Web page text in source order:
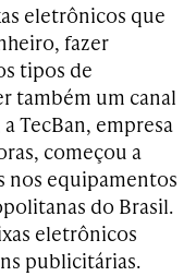
eletrônicos que
fazer
tipos de
também um canal
TecBan, empresa
começou a
nos equipamentos
do Brasil.
eletrônicos
publicitárias.